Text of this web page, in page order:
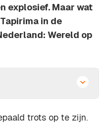
explosief. Maar wat
in de
Wereld op
trots op te zijn.